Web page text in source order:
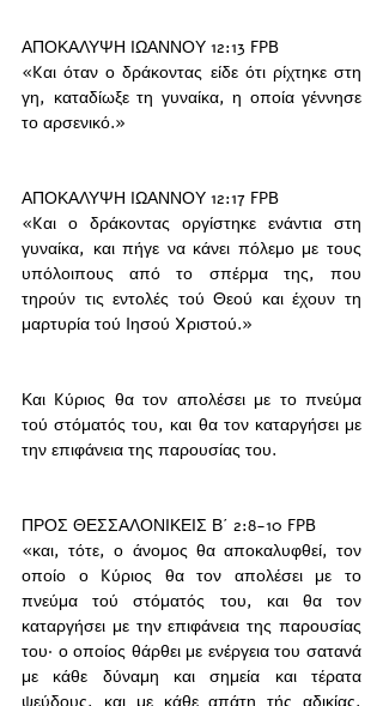
ΑΠΟΚΑΛΥΨΗ ΙΩΑΝΝΟΥ 12:13 FPB
«Kαι όταν ο δράκοντας είδε ότι ρίχτηκε στη
γη, καταδίωξε τη γυναίκα, η οποία γέννησε
το αρσενικό.»
ΑΠΟΚΑΛΥΨΗ ΙΩΑΝΝΟΥ 12:17 FPB
«Kαι ο δράκοντας οργίστηκε ενάντια στη
γυναίκα, και πήγε να κάνει πόλεμο με τους
υπόλοιπους από το σπέρμα της, που
τηρούν τις εντολές τού Θεού και έχουν τη
μαρτυρία τού Iησού Xριστού.»
Και Kύριος θα τον απολέσει με το πνεύμα
τού στόματός του, και θα τον καταργήσει με
την επιφάνεια της παρουσίας του.
ΠΡΟΣ ΘΕΣΣΑΛΟΝΙΚΕΙΣ Β΄ 2:8-10 FPB
«και, τότε, ο άνομος θα αποκαλυφθεί, τον
οποίο ο Kύριος θα τον απολέσει με το
πνεύμα τού στόματός του, και θα τον
καταργήσει με την επιφάνεια της παρουσίας
του· ο οποίος θάρθει με ενέργεια του σατανά
με κάθε δύναμη και σημεία και τέρατα